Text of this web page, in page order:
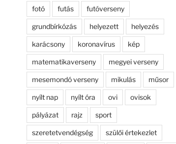
fotó futás futóverseny
grundbírkózás helyezett helyezés
karácsony koronavírus kép
matematikaverseny megyei verseny
mesemondó verseny mikulás műsor
nyílt nap nyílt óra ovi ovisok
pályázat rajz sport
szeretetvendégség szülői értekezlet